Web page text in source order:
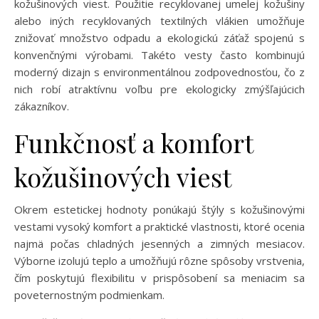
kožušinových viest. Použitie recyklovanej umelej kožušiny
alebo iných recyklovaných textilných vlákien umožňuje
znižovať množstvo odpadu a ekologickú záťaž spojenú s
konvenčnými výrobami. Takéto vesty často kombinujú
moderný dizajn s environmentálnou zodpovednosťou, čo z
nich robí atraktívnu voľbu pre ekologicky zmýšľajúcich
zákazníkov.
Funkčnosť a komfort
kožušinových viest
Okrem estetickej hodnoty ponúkajú štýly s kožušinovými
vestami vysoký komfort a praktické vlastnosti, ktoré ocenia
najmä počas chladných jesenných a zimných mesiacov.
Výborne izolujú teplo a umožňujú rôzne spôsoby vrstvenia,
čím poskytujú flexibilitu v prispôsobení sa meniacim sa
poveternostným podmienkam.